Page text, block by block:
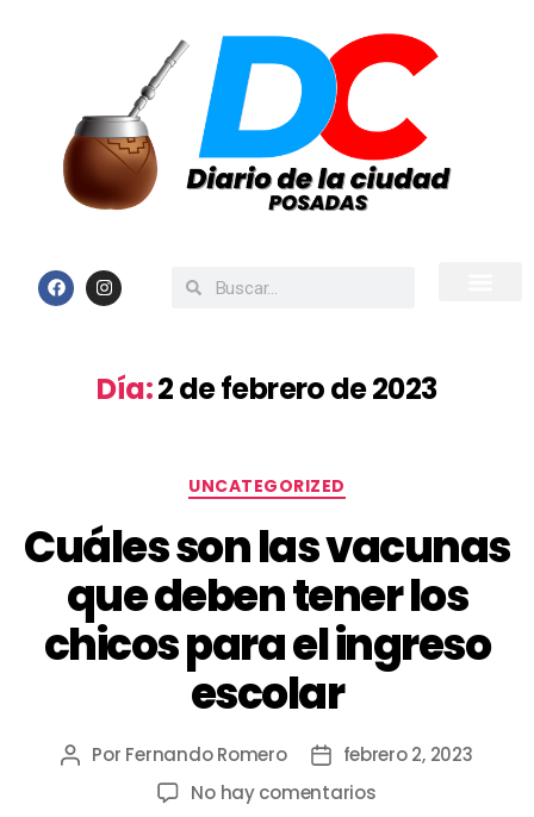
Día:2 de febrero de 2023
UNCATEGORIZED
Cuáles son las vacunas
que deben tener los
chicos para el ingreso
escolar
Por Fernando Romero
febrero 2, 2023
No hay comentarios